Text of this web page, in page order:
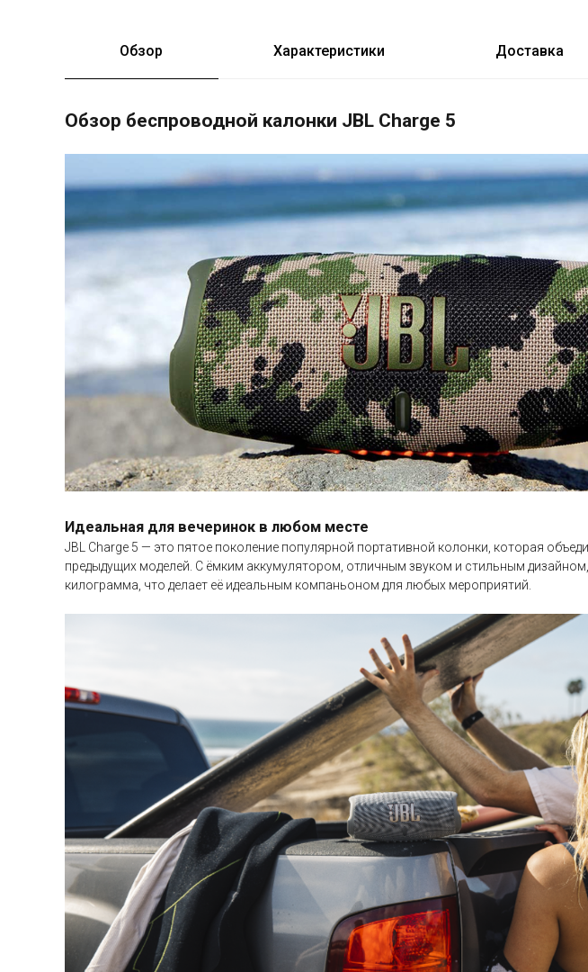
Обзор Характеристики Доставка
Обзор беспроводной калонки JBL Charge 5
Идеальная для вечеринок в любом месте
JBL Charge 5 — это пятое поколение популярной портативной колонки, которая
предыдущих моделей. С ёмким аккумулятором, отличным звуком и стильным
килограмма, что делает её идеальным компаньоном для любых мероприятий.